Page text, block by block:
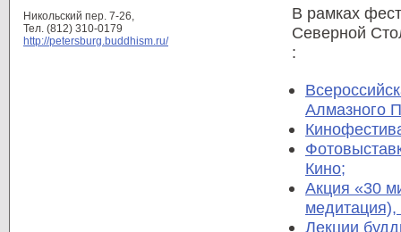
Никольский пер. 7-26,
Тел. (812) 310-0179
http://petersburg.buddhism.ru/
В рамках
Северной
:
Алмазного
Кино;
Акция «30
медитация),
Лекции